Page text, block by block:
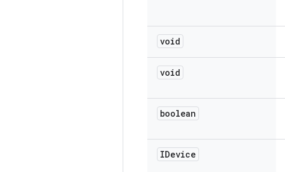
void
void
boolean
IDevice